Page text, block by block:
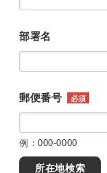
部署名
郵便番号 必須
例：000-0000
所在地検索